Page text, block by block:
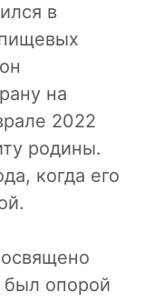
в
на
2022
родины.
когда его
был опорой